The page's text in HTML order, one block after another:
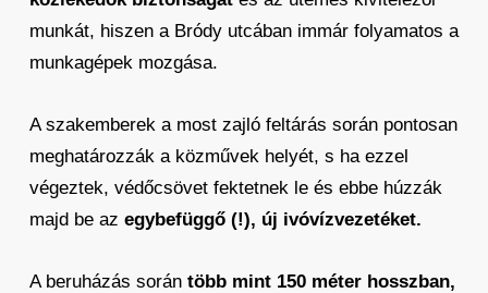
munkát, hiszen a Bródy utcában immár folyamatos a
munkagépek mozgása.
A szakemberek a most zajló feltárás során pontosan
meghatározzák a közművek helyét, s ha ezzel
végeztek, védőcsövet fektetnek le és ebbe húzzák
majd be az egybefüggő (!), új ivóvízvezetéket.
A beruházás során több mint 150 méter hosszban,